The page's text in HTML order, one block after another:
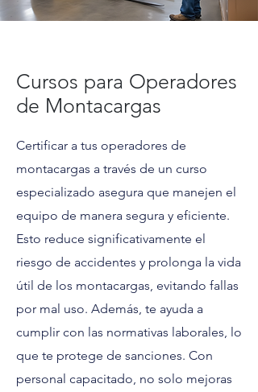
Cursos para Operadores
de Montacargas
Certificar a tus operadores de
montacargas a través de un curso
especializado asegura que manejen el
equipo de manera segura y eficiente.
Esto reduce significativamente el
riesgo de accidentes y prolonga la vida
útil de los montacargas, evitando fallas
por mal uso. Además, te ayuda a
cumplir con las normativas laborales, lo
que te protege de sanciones. Con
personal capacitado, no solo mejoras